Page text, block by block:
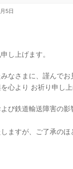
5日
し上げます。
なさまに、謹んでお
心より お祈り申し上
び鉄道輸送障害の
ますが、ご了承のほ